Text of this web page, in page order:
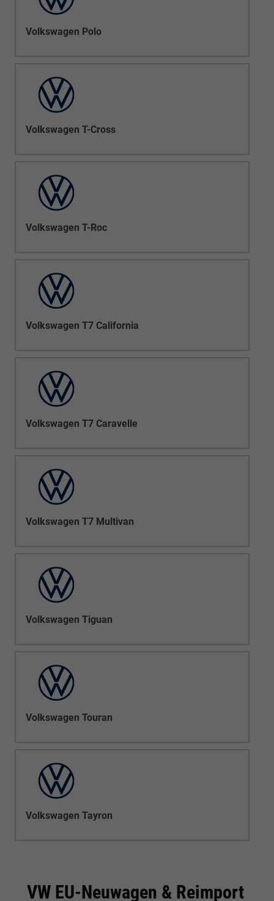
Volkswagen Polo
Volkswagen T-Cross
Volkswagen T-Roc
Volkswagen T7 California
Volkswagen T7 Caravelle
Volkswagen T7 Multivan
Volkswagen Tiguan
Volkswagen Touran
Volkswagen Tayron
VW EU-Neuwagen & Reimport